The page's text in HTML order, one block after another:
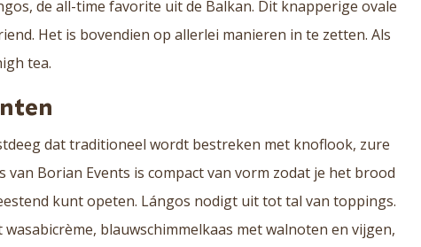
de all-time favorite uit de Balkan. Dit knapperige ovale
Het is bovendien op allerlei manieren in te zetten. Als
tea.
dat traditioneel wordt bestreken met knoflook, zure
Borian Events is compact van vorm zodat je het brood
kunt opeten. Lángos nodigt uit tot tal van toppings.
blauwschimmelkaas met walnoten en vijgen,